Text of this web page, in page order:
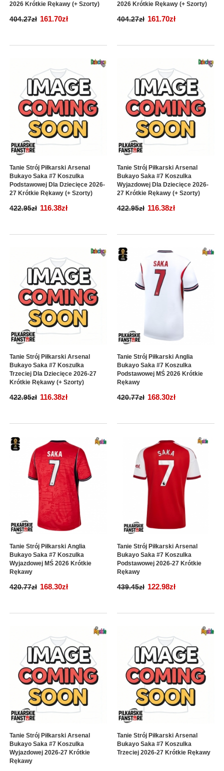
2026 Krótkie Rękawy (+ Szorty)
404.27zł 161.70zł
2026 Krótkie Rękawy (+ Szorty)
404.27zł 161.70zł
Tanie Strój Piłkarski Arsenal
Bukayo Saka #7 Koszulka
Podstawowej Dla Dziecięce 2026-
27 Krótkie Rękawy (+ Szorty)
422.95zł 116.38zł
Tanie Strój Piłkarski Arsenal
Bukayo Saka #7 Koszulka
Wyjazdowej Dla Dziecięce 2026-
27 Krótkie Rękawy (+ Szorty)
422.95zł 116.38zł
Tanie Strój Piłkarski Arsenal
Bukayo Saka #7 Koszulka
Trzeciej Dla Dziecięce 2026-27
Krótkie Rękawy (+ Szorty)
422.95zł 116.38zł
Tanie Strój Piłkarski Anglia
Bukayo Saka #7 Koszulka
Podstawowej MŚ 2026 Krótkie
Rękawy
420.77zł 168.30zł
Tanie Strój Piłkarski Anglia
Bukayo Saka #7 Koszulka
Wyjazdowej MŚ 2026 Krótkie
Rękawy
420.77zł 168.30zł
Tanie Strój Piłkarski Arsenal
Bukayo Saka #7 Koszulka
Podstawowej 2026-27 Krótkie
Rękawy
439.45zł 122.98zł
Tanie Strój Piłkarski Arsenal
Bukayo Saka #7 Koszulka
Wyjazdowej 2026-27 Krótkie
Rękawy
Tanie Strój Piłkarski Arsenal
Bukayo Saka #7 Koszulka
Trzeciej 2026-27 Krótkie Rękawy